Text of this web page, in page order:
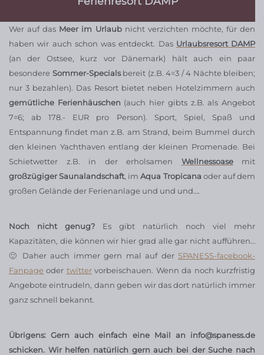
Wer auf das Meer im Urlaubnicht verzichten möchte, für den
haben wir auch schon was entdeckt. Das Urlaubsresort DAMP
(an der Ostsee, kurz vor Dänemark) hält auch ein paar
besondere Sommer-Specialsbereit (z.B. 4=3 / 4 Nächte bleiben;
nur 3 bezahlen). Das Resort bietet neben Hotelzimmern auch
gemütliche Ferienhäuschen (auch hier gibts z.B. als Angebot
7=6; ab 178.- EUR pro Person). Sport, Spiel, Spaß und
Entspannung findet man z.B. am Strand, beim Bummel durch
den kleinen Yachthaven entlang der kleinen Promenade. Bei
Schietwetter z.B. in der erholsamen Wellnessoasemit
großzügiger Saunalandschaft, imAqua Tropicana oder auf dem
großen Gelände der Ferienanlage und und und….
Noch nicht genug? Es gibt natürlich noch viel mehr
Kapazitäten, die können wir hier grad alle gar nicht aufführen…
🙂 Daher auch immer gern mal auf der SPANESS-facebook-
Fanpage oder twittervorbeischauen. Wenn da noch kurzfristig
Angebote eintrudeln, dann geben wir das dort natürlich immer
ganz schnell bekannt.
Übrigens: Gern auch einfach eine Mail an info@spaness.de
schicken. Wir helfen natürlich gern auch bei der Suche nach